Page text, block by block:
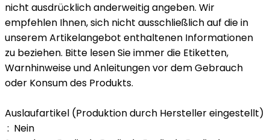
nicht ausdrücklich anderweitig angeben. Wir
empfehlen Ihnen, sich nicht ausschließlich auf die in
unserem Artikelangebot enthaltenen Informationen
zu beziehen. Bitte lesen Sie immer die Etiketten,
Warnhinweise und Anleitungen vor dem Gebrauch
oder Konsum des Produkts.
Auslaufartikel (Produktion durch Hersteller eingestellt)
‏ : ‎ Nein